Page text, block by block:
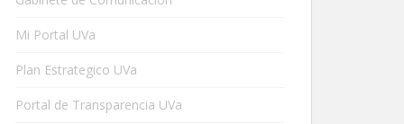
Mi Portal UVa
Plan Estrategico UVa
Portal de Transparencia UVa